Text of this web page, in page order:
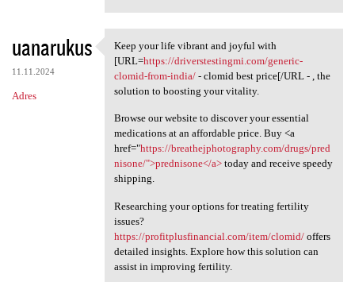
uanarukus
11.11.2024
Adres
Keep your life vibrant and
Keep your life vibrant and joyful with
[URL=https://driverstestingmi.com/generic-
clomid-from-india/- clomid best price[/URL - , the
solution to boosting your vitality.
Browse our website to discover your essential
medications at an affordable price. Buy <a
href="https://breathejphotography.com/drugs/pred
nisone/">prednisone</a>today and receive speedy
shipping.
Researching your options for treating fertility
issues?
https://profitplusfinancial.com/item/clomid/offers
detailed insights. Explore how this solution can
assist in improving fertility.